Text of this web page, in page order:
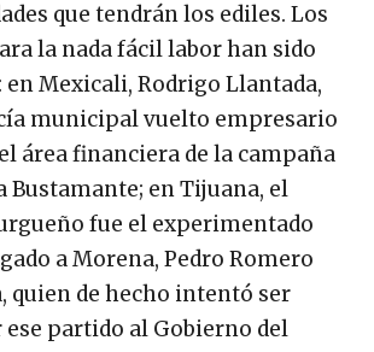
que tendrán los ediles. Los
la nada fácil labor han sido
en Mexicali, Rodrigo Llantada,
municipal vuelto empresario
área financiera de la campaña
Bustamante; en Tijuana, el
fue el experimentado
a Morena, Pedro Romero
quien de hecho intentó ser
partido al Gobierno del